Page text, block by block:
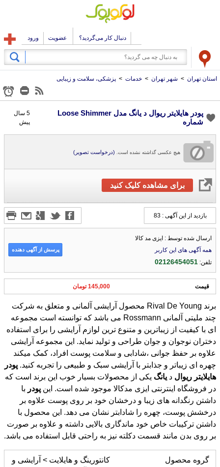
دنبال کار می‌گردید؟ عضویت ورود
استان تهران > شهر تهران > خدمات > پزشکی، سلامت و زیبایی
پودر هایلایتر ریوال د یانگ مدل Loose Shimmer
شماره
5 سال
پیش
هیچ عکسی گذاشته نشده است. (درخواست تصویر)
برای مشاهده کلیک کنید
بازدید از این آگهی : 83
ارسال شده توسط : ایزی مد کالا
همه آگهی های این کاربر
تلفن:02126454051
پرسش از آگهی دهنده
قیمت 145,000 تومان
برند Rival De Young محصول آرایشی آلمانی و متعلق به شرکت
چند ملیتی آلمانی Rossmann می باشد که توانسته است مجموعه
ای با کیفیت از زیباترین و متنوع ترین لوازم آرایشی را برای استفاده
دختران نوجوان و جوان طراحی و تولید نماید. این مجموعه آرایشی
علاوه بر حفظ جوانی ،شادابی و سلامت پوست افراد، کمک میکند
چهره ای زیباتر و جذابتر با آرایشی سبک و طبیعی را تجربه کنید. پودر
هایلایتر ریوال د یانگ یکی از محصولات بسیار خوب این برند است که
در فروشگاه اینترنتی ایزی مدکالا موجود شده است. این پودر با
داشتن رنگدانه های زیبا و درخشان خود بر روی پوست علاوه بر
درخشش پوست، چهره را شادابتر نشان می دهد. این محصول با
داشتن ترکیبات خاص خود ماندگاری بالایی داشته و علاوه بر صورت
بر روی بدن مانند قسمت دکلته نیز به راحتی قابل استفاده می باشد.
گروه محصول
کانتورینگ و هایلایت > آرایشی و